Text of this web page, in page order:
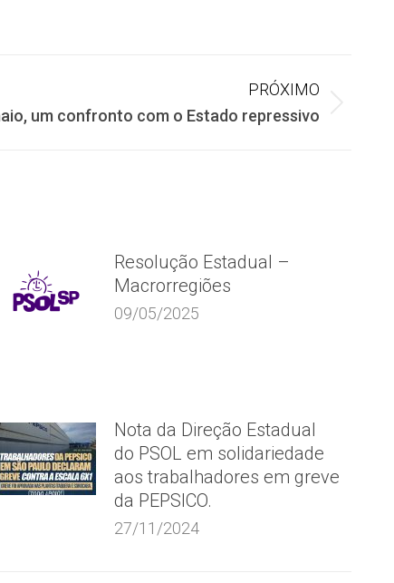
PRÓXIMO
um confronto com o Estado repressivo
Resolução Estadual –
Macrorregiões
09/05/2025
Nota da Direção Estadual
do PSOL em solidariedade
aos trabalhadores em greve
da PEPSICO.
27/11/2024